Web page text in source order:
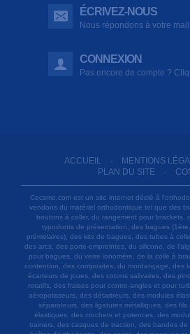
ÉCRIVEZ-NOUS
Nous répondons à votre
CONNEXION
Pas encore de compte ?
ACCUEIL - MENTIONS
PLAN DU SITE -
Cecsmo.com est un site internet dédié à
vendons du matériel orthodontique tel que des
boutons à coller, du rangement pour brackets,
typodonts de présentation, des bagues
prémolaires), des kits de bagues, des tubes à
des arcs, des porte-empreintes, du silicone, de
pour bagues, du verre ionomère, de la colle à
contention, des composites, du mordançage, des
écarteurs de joues, des cotons salivaires, des
rotatifs, des fraises pour contre-angles et pour
aéropolisseurs, des détartreurs, des modules
séparateurs, des ligatures métalliques, des
élastiques, des crochets et potences, des
trainers, des casques de traction, des bandes